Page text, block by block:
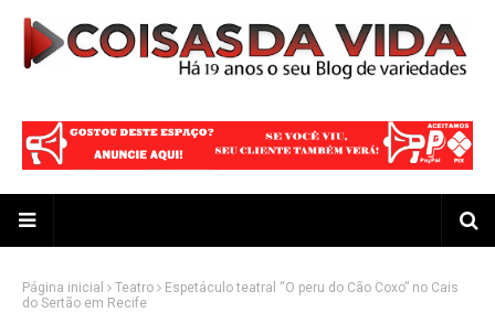
Página inicial Teatro
Espetáculo teatral “O peru do Cão Coxo” no Cais
do Sertão em Recife